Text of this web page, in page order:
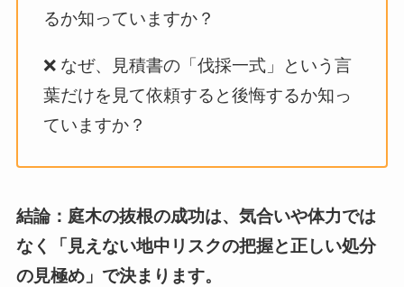
るか知っていますか？
❌ なぜ、見積書の「伐採一式」という言
葉だけを見て依頼すると後悔するか知っ
ていますか？
結論：庭木の抜根の成功は、気合いや体力では
なく「見えない地中リスクの把握と正しい処分
の見極め」で決まります。